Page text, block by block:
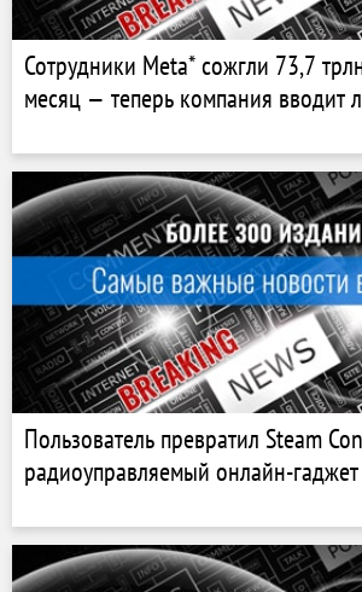
Сотрудники Meta* сожгли 73,7
месяц — теперь компания вводит
Пользователь превратил Steam
радиоуправляемый онлайн-